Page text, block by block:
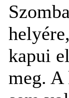
kapui
meg. A